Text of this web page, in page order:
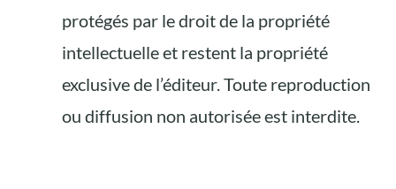
protégés par le droit de la propriété
intellectuelle et restent la propriété
exclusive de l’éditeur. Toute reproduction
ou diffusion non autorisée est interdite.